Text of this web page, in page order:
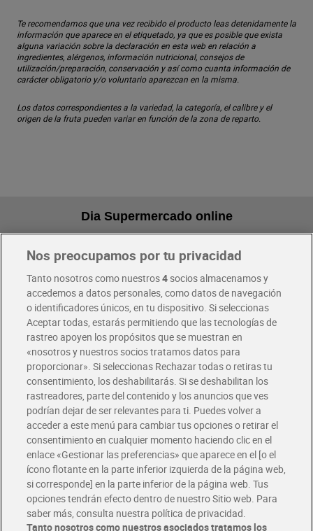
Te recomendamos que una vez recibido el producto leas detenidamente la
información que aparece en el etiquetado, ya que es posible que exista
alguna variación sobre la declaración en esta web en relación a
ingredientes, alérgenos, información nutricional, consejos de
utilización/preparación, conservación y así como cuanta información de
carácter obligatorio y/o voluntario aparezcan en la misma.
Los datos correspondientes a la variedad, la categoría, el calibre y el
origen de la fruta pueden variar en función de la zona de reparto.
Dia Supermercado online
Pide hoy, recibe hoy
Envío gratis por compras superiores a 100€
Envío estandar por 4,99€
Glovo y Uber Eats
Solicita tu factura de Glovo o Uber Eats
Únete al CLUB Dia
Disfruta las ventajas y ofertas exclusivas.
Descárgate la APP Dia
Folletos y Tiendas
Descubre las mejores ofertas y busca tu tienda más cercana
Tarjeta MaX Dia
Nos preocupamos por tu privacidad
Tanto nosotros como nuestros4socios almacenamos y
accedemos a datos personales, como datos de navegación
o identificadores únicos, en tu dispositivo. Si seleccionas
Aceptar todas, estarás permitiendo que las tecnologías de
rastreo apoyen los propósitos que se muestran en
«nosotros y nuestros socios tratamos datos para
proporcionar». Si seleccionas Rechazar todas o retiras tu
consentimiento, los deshabilitarás. Si se deshabilitan los
rastreadores, parte del contenido y los anuncios que ves
podrían dejar de ser relevantes para ti. Puedes volver a
acceder a este menú para cambiar tus opciones o retirar el
consentimiento en cualquier momento haciendo clic en el
enlace «Gestionar las preferencias» que aparece en el [o el
ícono flotante en la parte inferior izquierda de la página web,
si corresponde] en la parte inferior de la página web. Tus
opciones tendrán efecto dentro de nuestro Sitio web. Para
saber más, consulta nuestra política de privacidad.
Tanto nosotros como nuestros asociados tratamos los